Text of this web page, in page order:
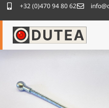
+32 (0)470 94 80 62